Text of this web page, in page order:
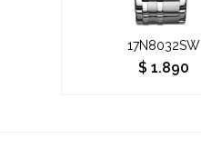
17N8032SW
$ 1.890